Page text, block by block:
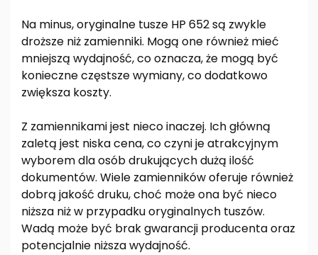
Na minus, oryginalne tusze HP 652 są zwykle
droższe niż zamienniki. Mogą one również mieć
mniejszą wydajność, co oznacza, że mogą być
konieczne częstsze wymiany, co dodatkowo
zwiększa koszty.
Z zamiennikami jest nieco inaczej. Ich główną
zaletą jest niska cena, co czyni je atrakcyjnym
wyborem dla osób drukujących dużą ilość
dokumentów. Wiele zamienników oferuje również
dobrą jakość druku, choć może ona być nieco
niższa niż w przypadku oryginalnych tuszów.
Wadą może być brak gwarancji producenta oraz
potencjalnie niższa wydajność.